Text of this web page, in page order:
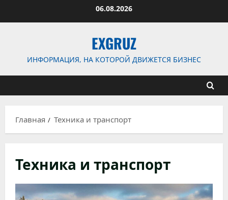
06.08.2026
EXGRUZ
ИНФОРМАЦИЯ, НА КОТОРОЙ ДВИЖЕТСЯ БИЗНЕС
Главная Техника и транспорт
Техника и транспорт